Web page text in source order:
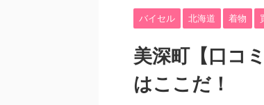
バイセル 北海道 着物
美深町【口コ
はここだ！